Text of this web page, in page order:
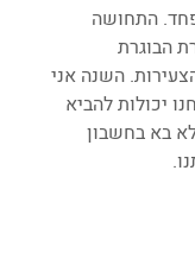
התחושה
הבוגרת
השנה אני
יכולות להביא
בא בחשבון